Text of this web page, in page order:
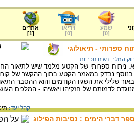
שמע
[
0
]
וידיאו
[
0
]
אתרים
[
1
]
ספרותי - תיאולוגי
המלך נשים נוכריות
ניתוח ספרותי של הקטע מלמד שיש לתיאור
בנוסף נבדק במאמר הקטע בתוך ההקשר של
שלילי את השגיו הקודמים והוא ההסבר
לדמותם של חזקיהו ויאשיהו - המלכים
קהל יעד:
דברי הימים : נסיבות הפילוג